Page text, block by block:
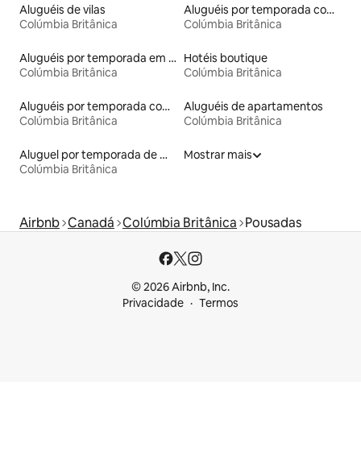
Aluguéis de vilas
Colúmbia Britânica
Aluguéis por temporada com acesso ao lago
Colúmbia Britânica
Aluguéis por temporada em resorts
Colúmbia Britânica
Hotéis boutique
Colúmbia Britânica
Aluguéis por temporada com banheiro para PCD
Colúmbia Britânica
Aluguéis de apartamentos
Colúmbia Britânica
Aluguel por temporada de microcasas
Colúmbia Britânica
Mostrar mais
Airbnb Canadá Colúmbia Britânica Pousadas
© 2026 Airbnb, Inc.
Privacidade
Termos